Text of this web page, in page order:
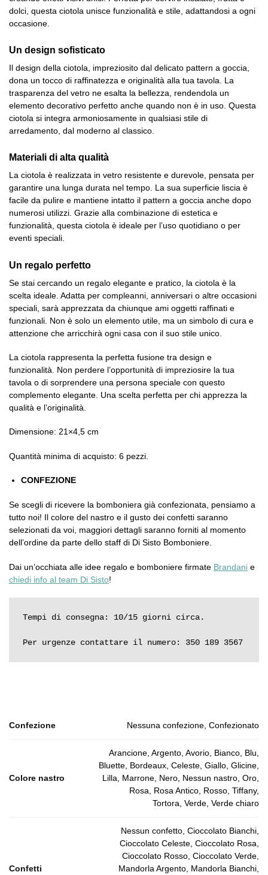
dolci, questa ciotola unisce funzionalità e stile, adattandosi a ogni
occasione.
Un design sofisticato
Il design della ciotola, impreziosito dal delicato pattern a goccia,
dona un tocco di raffinatezza e originalità alla tua tavola. La
trasparenza del vetro ne esalta la bellezza, rendendola un
elemento decorativo perfetto anche quando non è in uso. Questa
ciotola si integra armoniosamente in qualsiasi stile di
arredamento, dal moderno al classico.
Materiali di alta qualità
La ciotola è realizzata in vetro resistente e durevole, pensata per
garantire una lunga durata nel tempo. La sua superficie liscia è
facile da pulire e mantiene intatto il pattern a goccia anche dopo
numerosi utilizzi. Grazie alla combinazione di estetica e
funzionalità, questa ciotola è ideale per l’uso quotidiano o per
eventi speciali.
Un regalo perfetto
Se stai cercando un regalo elegante e pratico, la ciotola è la
scelta ideale. Adatta per compleanni, anniversari o altre occasioni
speciali, sarà apprezzata da chiunque ami oggetti raffinati e
funzionali. Non è solo un elemento utile, ma un simbolo di cura e
attenzione che arricchirà ogni casa con il suo stile unico.
La ciotola rappresenta la perfetta fusione tra design e
funzionalità. Non perdere l’opportunità di impreziosire la tua
tavola o di sorprendere una persona speciale con questo
complemento elegante. Una scelta perfetta per chi apprezza la
qualità e l’originalità.
Dimensione: 21×4,5 cm
Quantità minima di acquisto: 6 pezzi.
CONFEZIONE
Se scegli di ricevere la bomboniera già confezionata, pensiamo a
tutto noi! Il colore del nastro e il gusto dei confetti saranno
selezionati da voi, maggiori dettagli saranno forniti al momento
dell’ordine da parte dello staff di Di Sisto Bomboniere.
Dai un’occhiata alle idee regalo e bomboniere firmate Brandani e
chiedi info al team Di Sisto!
Tempi di consegna: 10/15 giorni circa.
Per urgenze contattare il numero: 350 189 3567
Confezione Nessuna confezione, Confezionato
Colore nastro
Arancione, Argento, Avorio, Bianco, Blu,
Bluette, Bordeaux, Celeste, Giallo, Glicine,
Lilla, Marrone, Nero, Nessun nastro, Oro,
Rosa, Rosa Antico, Rosso, Tiffany,
Tortora, Verde, Verde chiaro
Confetti
Nessun confetto, Cioccolato Bianchi,
Cioccolato Celeste, Cioccolato Rosa,
Cioccolato Rosso, Cioccolato Verde,
Mandorla Argento, Mandorla Bianchi,